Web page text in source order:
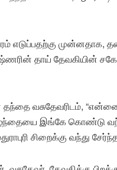
எடுப்பதற்கு
தாய் தேவகியின்
வசுதேவரிடம்,
இங்கே கொண்டு
சிறைக்கு வந்து